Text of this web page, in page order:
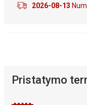
2026-08-13
Pristatymo